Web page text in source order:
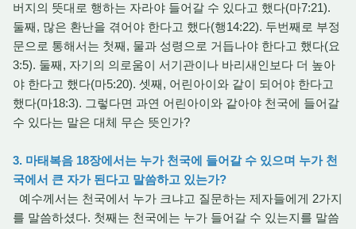
버지의 뜻대로 행하는 자라야 들어갈 수 있다고 했다(마7:21).
둘째, 많은 환난을 겪어야 한다고 했다(행14:22). 두번째로 부정
문으로 통해서는 첫째, 물과 성령으로 거듭나야 한다고 했다(요
3:5). 둘째, 자기의 의로움이 서기관이나 바리새인보다 더 높아
야 한다고 했다(마5:20). 셋째, 어린아이와 같이 되어야 한다고
했다(마18:3). 그렇다면 과연 어린아이와 같아야 천국에 들어갈
수 있다는 말은 대체 무슨 뜻인가?
3. 마태복음 18장에서는 누가 천국에 들어갈 수 있으며 누가 천
국에서 큰 자가 된다고 말씀하고 있는가?
예수께서는 천국에서 누가 크냐고 질문하는 제자들에게 2가지
를 말씀하셨다. 첫째는 천국에는 누가 들어갈 수 있는지를 말씀